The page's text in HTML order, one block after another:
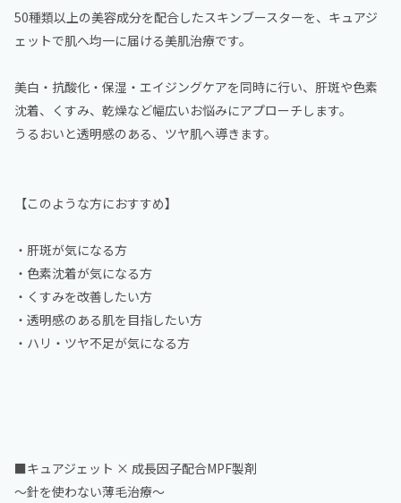
50種類以上の美容成分を配合したスキンブースターを、キュアジ
ェットで肌へ均一に届ける美肌治療です。
美白・抗酸化・保湿・エイジングケアを同時に行い、肝斑や色素
沈着、くすみ、乾燥など幅広いお悩みにアプローチします。
うるおいと透明感のある、ツヤ肌へ導きます。
【このような方におすすめ】
・肝斑が気になる方
・色素沈着が気になる方
・くすみを改善したい方
・透明感のある肌を目指したい方
・ハリ・ツヤ不足が気になる方
■キュアジェット × 成長因子配合MPF製剤
～針を使わない薄毛治療～